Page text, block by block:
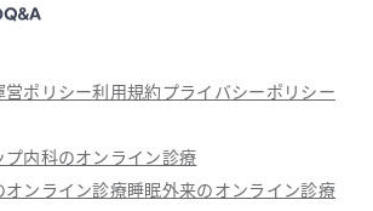
営ポリシー利用規約プライバシーポリシー
プ内科のオンライン診療
ンライン診療睡眠外来のオンライン診療